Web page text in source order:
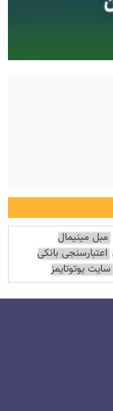
مبل مینیمال
اعتبارسنجی بانکی
سایت یوتوتایمز